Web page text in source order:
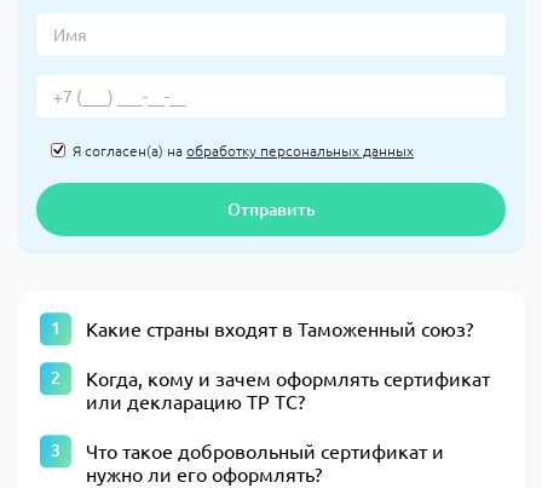
Я согласен(а) наобработку персональных данных
Отправить
Какие страны входят в Таможенный союз?
Когда, кому и зачем оформлять сертификат
или декларацию ТР ТС?
Что такое добровольный сертификат и
нужно ли его оформлять?